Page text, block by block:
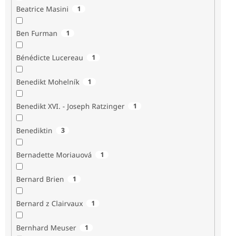
Beatrice Masini 1
Ben Furman 1
Bénédicte Lucereau 1
Benedikt Mohelník 1
Benedikt XVI. - Joseph Ratzinger 1
Benediktin 3
Bernadette Moriauová 1
Bernard Brien 1
Bernard z Clairvaux 1
Bernhard Meuser 1